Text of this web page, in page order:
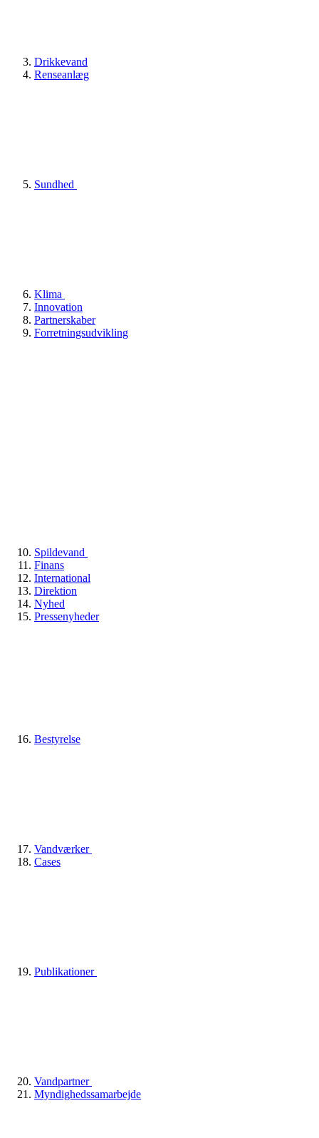
Drikkevand
Renseanlæg
Sundhed
Klima
Innovation
Partnerskaber
Forretningsudvikling
Spildevand
Finans
International
Direktion
Nyhed
Pressenyheder
Bestyrelse
Vandværker
Cases
Publikationer
Vandpartner
Myndighedssamarbejde